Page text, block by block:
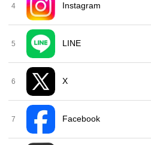
4 Instagram
5 LINE
6 X
7 Facebook